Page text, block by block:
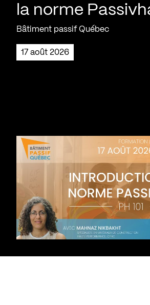
la norme
Bâtiment passif Québec
17 août 2026